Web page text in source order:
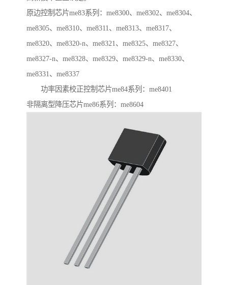
原边控制芯片me83系列：me8300、me8302、me8304、
me8305、me8310、me8311、me8313、me8317、
me8320、me8320-n、me8321、me8325、me8327、
me8327-n、me8328、me8329、me8329-n、me8330、
me8331、me8337
功率因素校正控制芯片me84系列：me8401
非隔离型降压芯片me86系列：me8604